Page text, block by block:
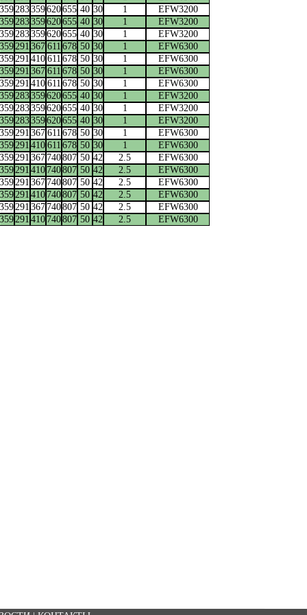
359 283359620655 40 30 1
EFW3200
359 283359620655 40 30 1
EFW3200
359 283359620655 40 30 1
EFW3200
359 291 367 611 678 50 30 1
EFW6300
359 291 410 611 678 50 30 1
EFW6300
359 291 367 611 678 50 30 1
EFW6300
359 291 410 611 678 50 30 1
EFW6300
359 283359620655 40 30 1
EFW3200
359 283359620655 40 30 1
EFW3200
359 283359620655 40 30 1
EFW3200
359 291 367 611 678 50 30 1
EFW6300
359 291 410 611 678 50 30 1
EFW6300
359 291 367 740807 50 42 2.5
EFW6300
359 291 410 740807 50 42 2.5
EFW6300
359 291 367 740807 50 42 2.5
EFW6300
359 291 410 740807 50 42 2.5
EFW6300
359 291 367 740807 50 42 2.5
EFW6300
359 291 410 740807 50 42 2.5 EFW6300